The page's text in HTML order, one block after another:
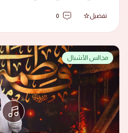
تفضيل 0
مجالس الأشبال